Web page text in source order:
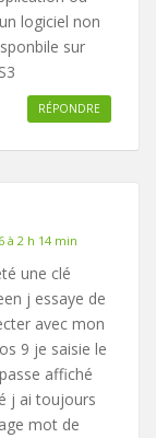
logiciel non
sur
RÉPONDRE
à 2 h 14 min
une clé
j essaye de
avec mon
9 je saisie le
affiché
j ai toujours
mot de